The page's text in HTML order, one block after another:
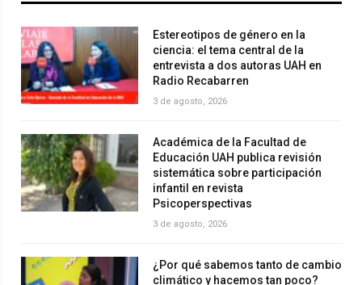
Estereotipos de género en la
ciencia: el tema central de la
entrevista a dos autoras UAH en
Radio Recabarren
3 de agosto, 2026
Académica de la Facultad de
Educación UAH publica revisión
sistemática sobre participación
infantil en revista
Psicoperspectivas
3 de agosto, 2026
¿Por qué sabemos tanto de cambio
climático y hacemos tan poco?